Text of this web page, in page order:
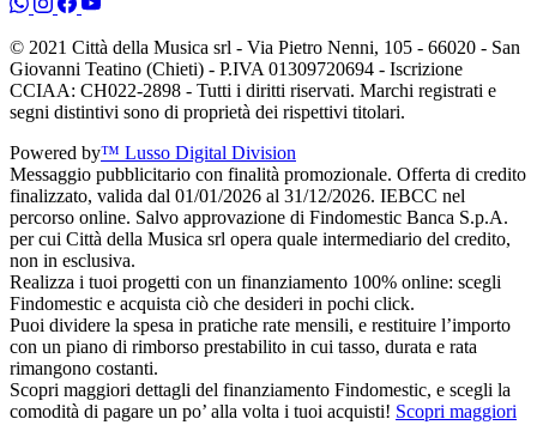
© 2021 Città della Musica srl - Via Pietro Nenni, 105 - 66020 - San
Giovanni Teatino (Chieti) - P.IVA 01309720694 - Iscrizione
CCIAA: CH022-2898 - Tutti i diritti riservati. Marchi registrati e
segni distintivi sono di proprietà dei rispettivi titolari.
Powered by™ Lusso Digital Division
Messaggio pubblicitario con finalità promozionale. Offerta di credito
finalizzato, valida dal 01/01/2026 al 31/12/2026. IEBCC nel
percorso online. Salvo approvazione di Findomestic Banca S.p.A.
per cui Città della Musica srl opera quale intermediario del credito,
non in esclusiva.
Realizza i tuoi progetti con un finanziamento 100% online: scegli
Findomestic e acquista ciò che desideri in pochi click.
Puoi dividere la spesa in pratiche rate mensili, e restituire l’importo
con un piano di rimborso prestabilito in cui tasso, durata e rata
rimangono costanti.
Scopri maggiori dettagli del finanziamento Findomestic, e scegli la
comodità di pagare un po’ alla volta i tuoi acquisti! Scopri maggiori